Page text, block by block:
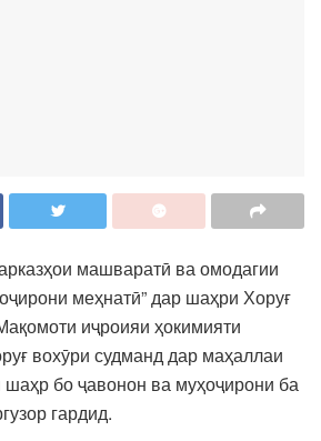
машваратӣ ва омодагии
меҳнатӣ” дар шаҳри Хоруғ
иҷроияи ҳокимияти
вохӯри судманд дар маҳаллаи
бо ҷавонон ва муҳоҷирони ба
гардид.